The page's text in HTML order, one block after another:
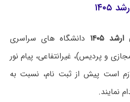
۱۴۰۵
دانشگاه های سراسری
و پردیس)، غیرانتفاعی، پیام نور
است پیش از ثبت نام، نسبت به
نمایند.